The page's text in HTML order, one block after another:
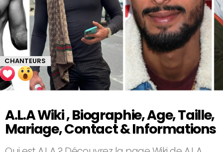
CHANTEURS
A.L.A Wiki , Biographie, Age, Taille,
Mariage, Contact & Informations